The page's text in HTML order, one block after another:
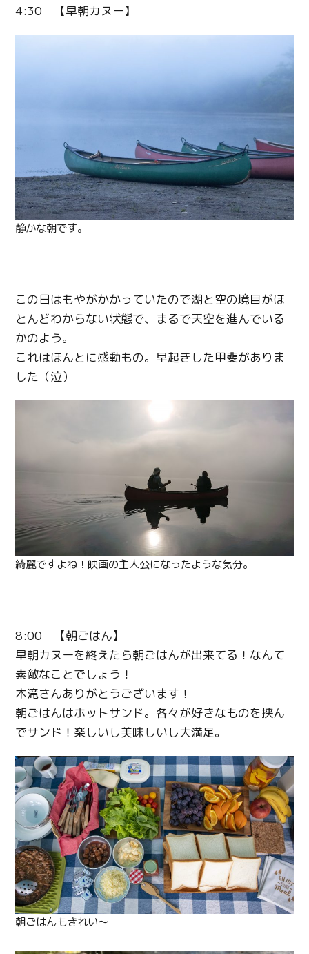
4:30 【早朝カヌー】
静かな朝です。
この日はもやがかかっていたので湖と空の境目がほ
とんどわからない状態で、まるで天空を進んでいる
かのよう。
これはほんとに感動もの。早起きした甲斐がありま
した（泣）
綺麗ですよね！映画の主人公になったような気分。
8:00 【朝ごはん】
早朝カヌーを終えたら朝ごはんが出来てる！なんて
素敵なことでしょう！
木滝さんありがとうございます！
朝ごはんはホットサンド。各々が好きなものを挟ん
でサンド！楽しいし美味しいし大満足。
朝ごはんもきれい〜